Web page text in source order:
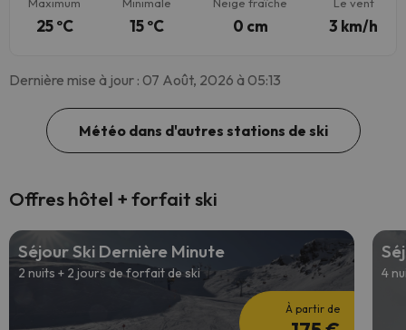
25 ºC 15 ºC 0 cm 3 km/h
Dernière mise à jour : 07 Août, 2026 à 05:13
Météo dans d'autres stations de ski
Offres hôtel + forfait ski
Séjour Ski Dernière Minute
2 nuits + 2 jours de forfait de ski
À partir de
4